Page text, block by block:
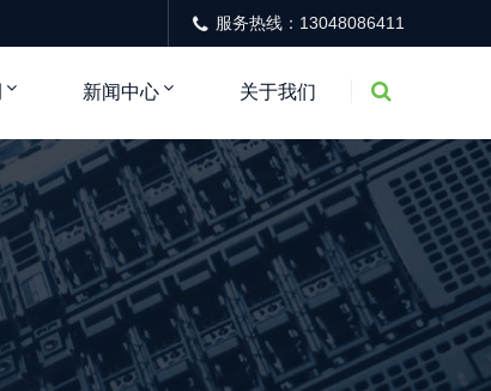
服务热线：13048086411
新闻中心 关于我们